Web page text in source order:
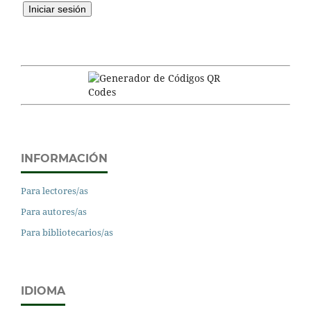
INFORMACIÓN
Para lectores/as
Para autores/as
Para bibliotecarios/as
IDIOMA